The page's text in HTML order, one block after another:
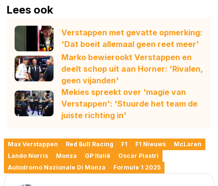
Lees ook
Verstappen met gevatte opmerking:
'Dat boeit allemaal geen reet meer'
Marko bewierookt Verstappen en
deelt schop uit aan Horner: 'Rivalen,
geen vijanden'
Mekies spreekt over 'magie van
Verstappen': 'Stuurde het team de
juiste richting in'
Max Verstappen Red Bull Racing F1 F1 Nieuws
McLaren
Lando Norris
Monza GP Italië
Oscar Piastri
Autodromo Nazionale Di Monza
Formule 1 2025